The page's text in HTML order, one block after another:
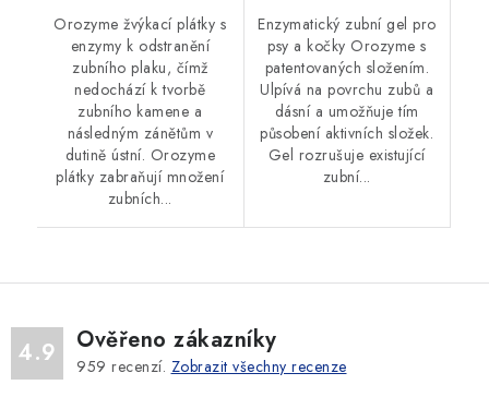
Orozyme žvýkací plátky s
enzymy k odstranění
zubního plaku, čímž
nedochází k tvorbě
zubního kamene a
následným zánětům v
dutině ústní. Orozyme
plátky zabraňují množení
zubních...
Enzymatický zubní gel pro
psy a kočky Orozyme s
patentovaných složením.
Ulpívá na povrchu zubů a
dásní a umožňuje tím
působení aktivních složek.
Gel rozrušuje existující
zubní...
4.9 Ověřeno zákazníky
959 recenzí. Zobrazit všechny recenze